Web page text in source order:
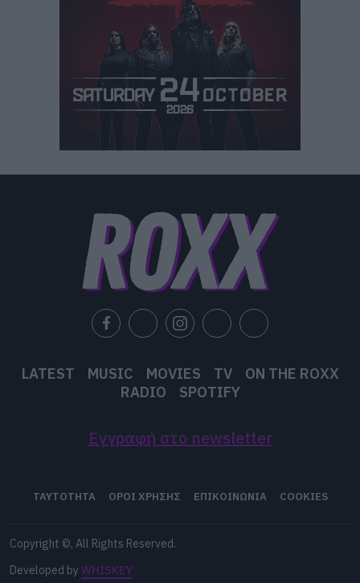
αναγνώριση που τους προσέφερε το Spare
Ribs του 2021, το post-punk δίδυμο από το
Νότιγχαμ, βάζει ακόμα περισσότερα
στοιχεία στη μουσική του, η οργή μεγαλώνει
και η φωνή που καταγράφει τα όσα τρελά
συμβαίνουν στον κόσμο μας είναι πιο
LATEST MUSIC MOVIES TV
ON THE ROXX
RADIO
SPOTIFY
Εγγραφή στο newsletter
ΤΑΥΤΟΤΗΤΑ ΟΡΟΙ ΧΡΗΣΗΣ ΕΠΙΚΟΙΝΩΝΙΑ COOKIES
Copyright ©, All Rights Reserved.
Developed by WHISKEY